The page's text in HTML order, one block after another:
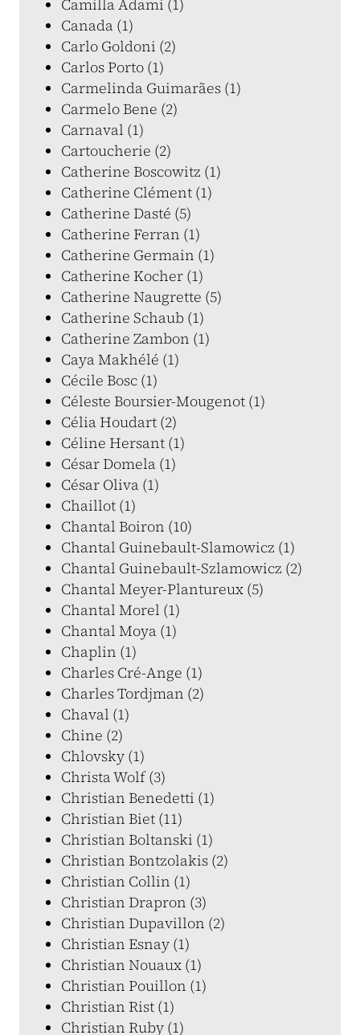
Camilla Adami (1)
Canada (1)
Carlo Goldoni (2)
Carlos Porto (1)
Carmelinda Guimarães (1)
Carmelo Bene (2)
Carnaval (1)
Cartoucherie (2)
Catherine Boscowitz (1)
Catherine Clément (1)
Catherine Dasté (5)
Catherine Ferran (1)
Catherine Germain (1)
Catherine Kocher (1)
Catherine Naugrette (5)
Catherine Schaub (1)
Catherine Zambon (1)
Caya Makhélé (1)
Cécile Bosc (1)
Céleste Boursier-Mougenot (1)
Célia Houdart (2)
Céline Hersant (1)
César Domela (1)
César Oliva (1)
Chaillot (1)
Chantal Boiron (10)
Chantal Guinebault-Slamowicz (1)
Chantal Guinebault-Szlamowicz (2)
Chantal Meyer-Plantureux (5)
Chantal Morel (1)
Chantal Moya (1)
Chaplin (1)
Charles Cré-Ange (1)
Charles Tordjman (2)
Chaval (1)
Chine (2)
Chlovsky (1)
Christa Wolf (3)
Christian Benedetti (1)
Christian Biet (11)
Christian Boltanski (1)
Christian Bontzolakis (2)
Christian Collin (1)
Christian Drapron (3)
Christian Dupavillon (2)
Christian Esnay (1)
Christian Nouaux (1)
Christian Pouillon (1)
Christian Rist (1)
Christian Ruby (1)